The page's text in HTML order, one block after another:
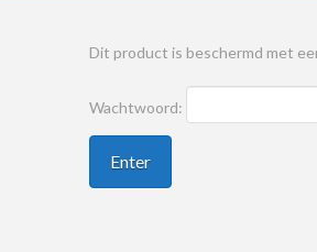
Dit product is beschermd met
Wachtwoord: